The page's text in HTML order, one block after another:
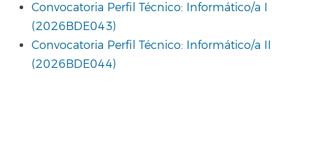
Convocatoria Perfil Técnico: Informático/a I
(2026BDE043)
Convocatoria Perfil Técnico: Informático/a II
(2026BDE044)